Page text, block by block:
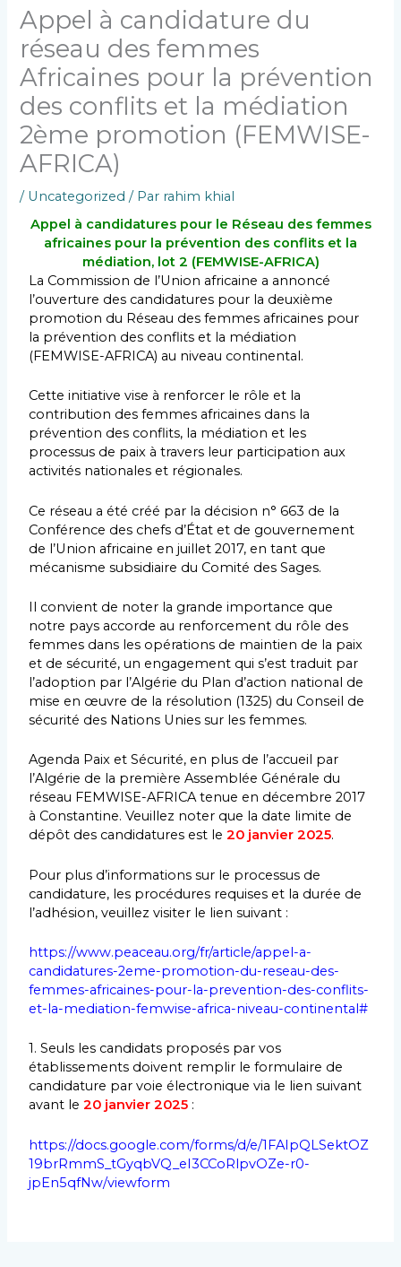
Appel à candidature du
réseau des femmes
Africaines pour la prévention
des conflits et la médiation
2ème promotion (FEMWISE-
AFRICA)
/ Uncategorized / Par rahim khial
Appel à candidatures pour le Réseau des femmes
africaines pour la prévention des conflits et la
médiation, lot 2 (FEMWISE-AFRICA)
La Commission de l’Union africaine a annoncé
l’ouverture des candidatures pour la deuxième
promotion du Réseau des femmes africaines pour
la prévention des conflits et la médiation
(FEMWISE-AFRICA) au niveau continental.
Cette initiative vise à renforcer le rôle et la
contribution des femmes africaines dans la
prévention des conflits, la médiation et les
processus de paix à travers leur participation aux
activités nationales et régionales.
Ce réseau a été créé par la décision n° 663 de la
Conférence des chefs d’État et de gouvernement
de l’Union africaine en juillet 2017, en tant que
mécanisme subsidiaire du Comité des Sages.
Il convient de noter la grande importance que
notre pays accorde au renforcement du rôle des
femmes dans les opérations de maintien de la paix
et de sécurité, un engagement qui s’est traduit par
l’adoption par l’Algérie du Plan d’action national de
mise en œuvre de la résolution (1325) du Conseil de
sécurité des Nations Unies sur les femmes.
Agenda Paix et Sécurité, en plus de l’accueil par
l’Algérie de la première Assemblée Générale du
réseau FEMWISE-AFRICA tenue en décembre 2017
à Constantine.Veuillez noter que la date limite de
dépôt des candidatures est le20 janvier 2025.
Pour plus d’informations sur le processus de
candidature, les procédures requises et la durée de
l’adhésion, veuillez visiter le lien suivant :
https://www.peaceau.org/fr/article/appel-a-
candidatures-2eme-promotion-du-reseau-des-
femmes-africaines-pour-la-prevention-des-conflits-
et-la-mediation-femwise-africa-niveau-continental#
1. Seuls les candidats proposés par vos
établissements doivent remplir le formulaire de
candidature par voie électronique via le lien suivant
avant le20 janvier 2025 :
https://docs.google.com/forms/d/e/1FAIpQLSektOZ
19brRmmS_tGyqbVQ_eI3CCoRlpvOZe-r0-
jpEn5qfNw/viewform